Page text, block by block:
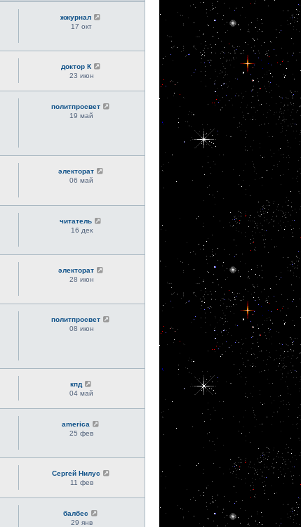
жжурнал
17 окт
доктор К
23 июн
политпросвет
19 май
электорат
06 май
читатель
16 дек
электорат
28 июн
политпросвет
08 июн
кпд
04 май
america
25 фев
Сергей Нилус
11 фев
балбес
29 янв